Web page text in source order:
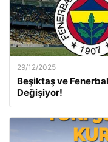
29/12/2025
Beşiktaş ve
Değişiyor!